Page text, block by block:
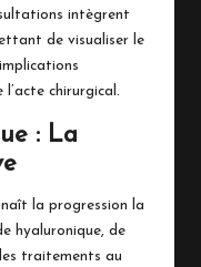
intègrent
de visualiser le
chirurgical.
: La
la progression la
hyaluronique, de
traitements au